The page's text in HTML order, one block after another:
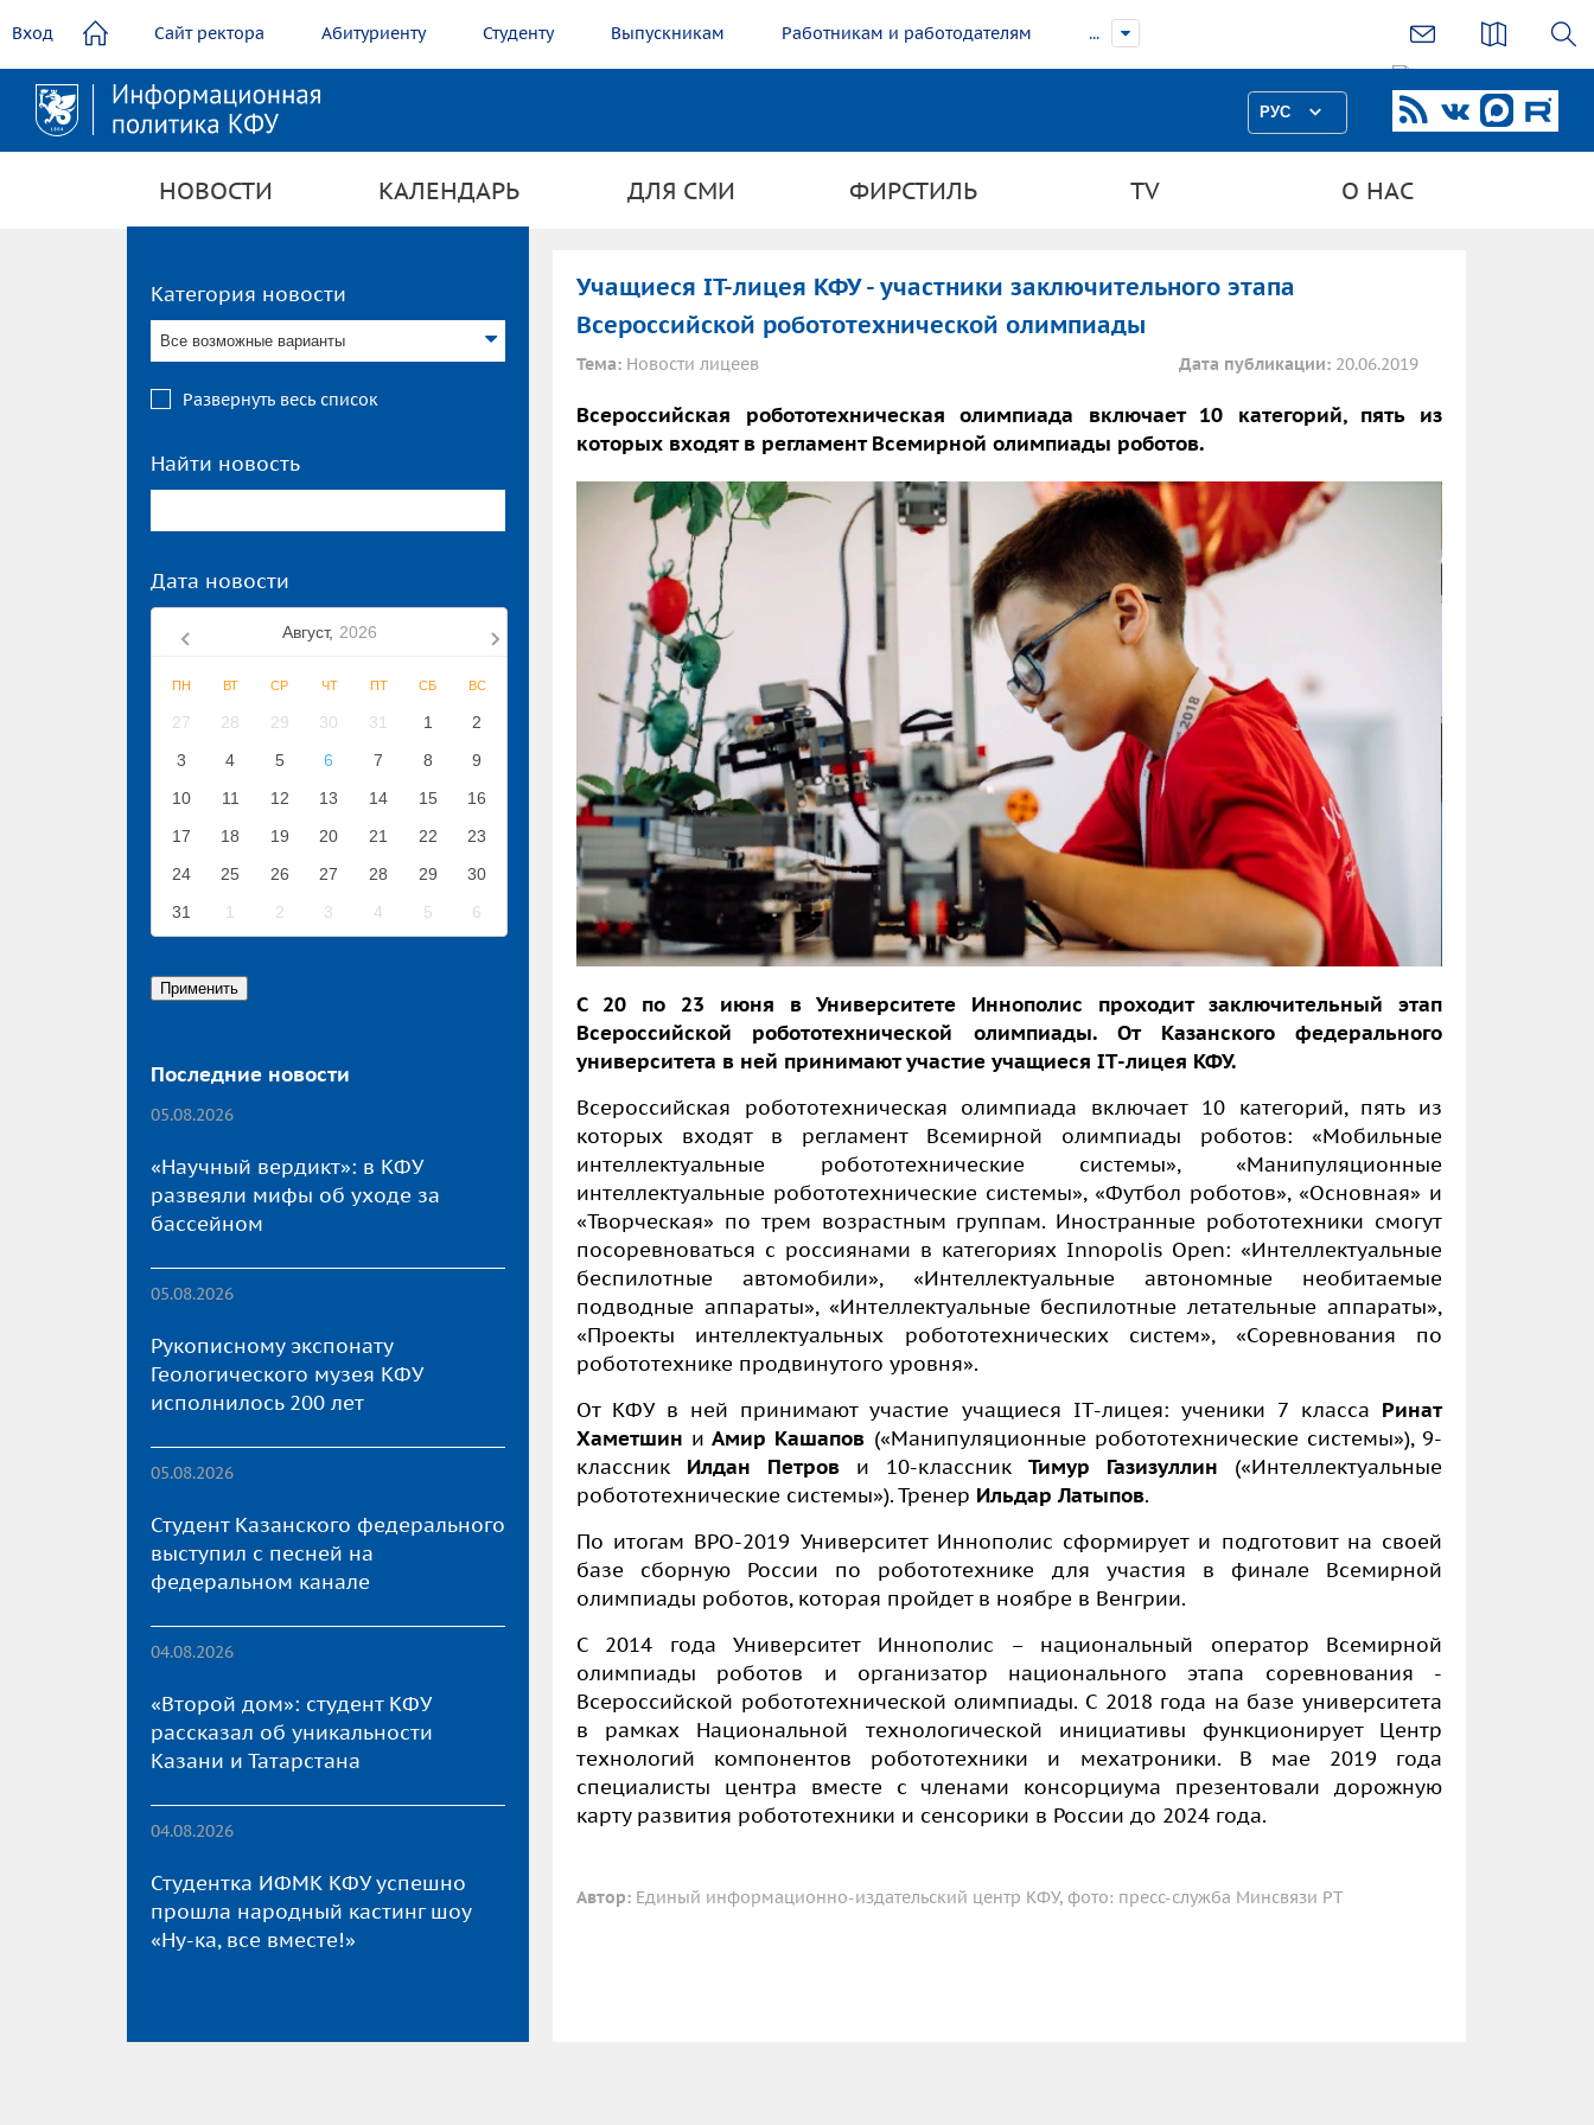
содержанию
Вход Сайт ректора Абитуриенту Студенту Выпускникам Работникам и работодателям ...
РУС
НОВОСТИ КАЛЕНДАРЬ ДЛЯ СМИ ФИРСТИЛЬ TV О НАС
Категория новости
Все возможные варианты
Развернуть весь список
Найти новость
Дата новости
Август, 2026
ПН ВТ СР ЧТ ПТ СБ ВС
27 28 29 30 31 1
2
3
4 5 6 7 8
9
10
11 12 13 14 15
16
17
18 19 20 21 22
23
24
25 26 27 28 29
30
31
1 2 3 4 5 6
Последние новости
05.08.2026
«Научный вердикт»: в КФУ
развеяли мифы об уходе за
бассейном
05.08.2026
Рукописному экспонату
Геологического музея КФУ
исполнилось 200 лет
05.08.2026
Студент Казанского федерального
выступил с песней на
федеральном канале
04.08.2026
«Второй дом»: студент КФУ
рассказал об уникальности
Казани и Татарстана
04.08.2026
Студентка ИФМК КФУ успешно
прошла народный кастинг шоу
«Ну-ка, все вместе!»
Учащиеся IT-лицея КФУ - участники заключительного этапа
Всероссийской робототехнической олимпиады
Тема: Новости лицеев Дата публикации: 20.06.2019
Всероссийская робототехническая олимпиада включает 10 категорий, пять из
которых входят в регламент Всемирной олимпиады роботов.
С 20 по 23 июня в Университете Иннополис проходит заключительный этап
Всероссийской робототехнической олимпиады. От Казанского федерального
университета в ней принимают участие учащиеся IT-лицея КФУ.
Всероссийская робототехническая олимпиада включает 10 категорий, пять из
которых входят в регламент Всемирной олимпиады роботов: «Мобильные
интеллектуальные робототехнические системы», «Манипуляционные
интеллектуальные робототехнические системы», «Футбол роботов», «Основная» и
«Творческая» по трем возрастным группам. Иностранные робототехники смогут
посоревноваться с россиянами в категориях Innopolis Open: «Интеллектуальные
беспилотные автомобили», «Интеллектуальные автономные необитаемые
подводные аппараты», «Интеллектуальные беспилотные летательные аппараты»,
«Проекты интеллектуальных робототехнических систем», «Соревнования по
робототехнике продвинутого уровня».
От КФУ в ней принимают участие учащиеся IT-лицея: ученики 7 класса Ринат
Хаметшин и Амир Кашапов («Манипуляционные робототехнические системы»), 9-
классник Илдан Петров и 10-классник Тимур Газизуллин («Интеллектуальные
робототехнические системы»). Тренер Ильдар Латыпов.
По итогам ВРО-2019 Университет Иннополис сформирует и подготовит на своей
базе сборную России по робототехнике для участия в финале Всемирной
олимпиады роботов, которая пройдет в ноябре в Венгрии.
С 2014 года Университет Иннополис – национальный оператор Всемирной
олимпиады роботов и организатор национального этапа соревнования -
Всероссийской робототехнической олимпиады. С 2018 года на базе университета
в рамках Национальной технологической инициативы функционирует Центр
технологий компонентов робототехники и мехатроники. В мае 2019 года
специалисты центра вместе с членами консорциума презентовали дорожную
карту развития робототехники и сенсорики в России до 2024 года.
Автор: Единый информационно-издательский центр КФУ, фото: пресс-служба Минсвязи РТ